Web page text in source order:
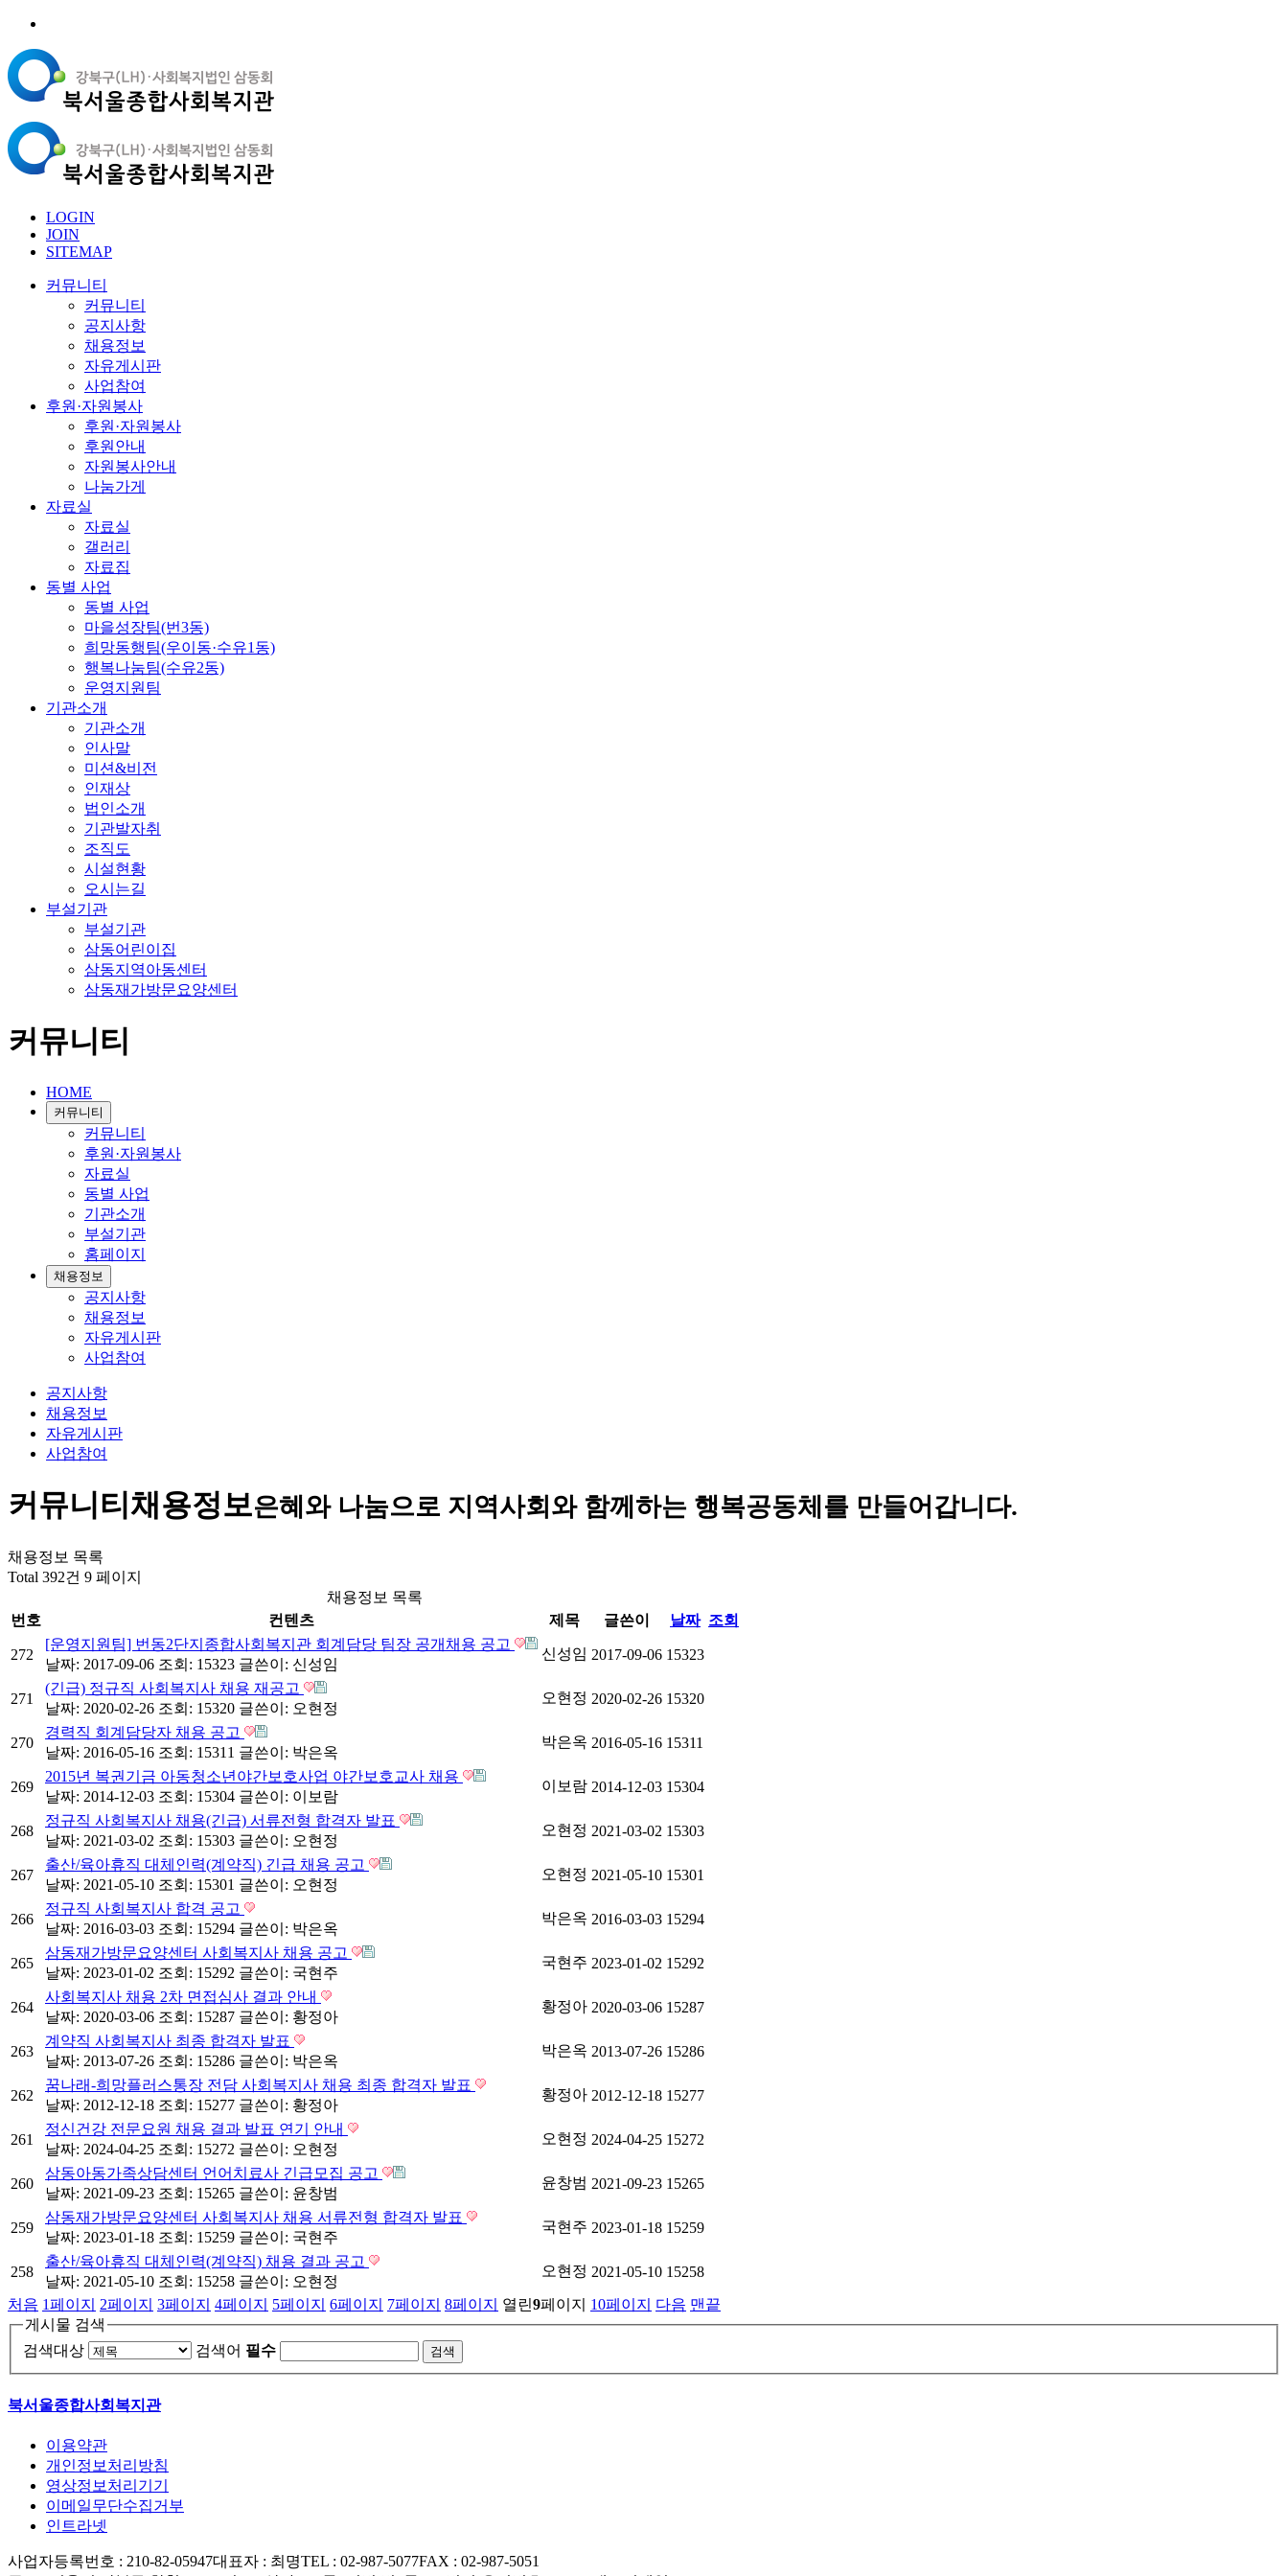
LOGIN
JOIN
SITEMAP
커뮤니티
커뮤니티
공지사항
채용정보
자유게시판
사업참여
후원·자원봉사
후원·자원봉사
후원안내
자원봉사안내
나눔가게
자료실
자료실
갤러리
자료집
동별 사업
동별 사업
마을성장팀(번3동)
희망동행팀(우이동·수유1동)
행복나눔팀(수유2동)
운영지원팀
기관소개
기관소개
인사말
미션&비전
인재상
법인소개
기관발자취
조직도
시설현황
오시는길
부설기관
부설기관
삼동어린이집
삼동지역아동센터
삼동재가방문요양센터
커뮤니티
HOME
커뮤니티
커뮤니티
후원·자원봉사
자료실
동별 사업
기관소개
부설기관
홈페이지
채용정보
공지사항
채용정보
자유게시판
사업참여
공지사항
채용정보
자유게시판
사업참여
커뮤니티채용정보은혜와 나눔으로 지역사회와 함께하는 행복공동체를 만들어갑니다.
채용정보 목록
Total 392건 9 페이지
채용정보 목록
번호
컨텐츠 제목 글쓴이 날짜 조회
272
[운영지원팀] 번동2단지종합사회복지관 회계담당 팀장 공개채용 공고
날짜: 2017-09-06 조회: 15323 글쓴이: 신성임
신성임 2017-09-06 15323
271
(긴급) 정규직 사회복지사 채용 재공고
날짜: 2020-02-26 조회: 15320 글쓴이: 오현정
오현정 2020-02-26 15320
270
경력직 회계담당자 채용 공고
날짜: 2016-05-16 조회: 15311 글쓴이: 박은옥
박은옥 2016-05-16 15311
269
2015년 복권기금 아동청소년야간보호사업 야간보호교사 채용
날짜: 2014-12-03 조회: 15304 글쓴이: 이보람
이보람 2014-12-03 15304
268
정규직 사회복지사 채용(긴급) 서류전형 합격자 발표
날짜: 2021-03-02 조회: 15303 글쓴이: 오현정
오현정 2021-03-02 15303
267
출산/육아휴직 대체인력(계약직) 긴급 채용 공고
날짜: 2021-05-10 조회: 15301 글쓴이: 오현정
오현정 2021-05-10 15301
266
정규직 사회복지사 합격 공고
날짜: 2016-03-03 조회: 15294 글쓴이: 박은옥
박은옥 2016-03-03 15294
265
삼동재가방문요양센터 사회복지사 채용 공고
날짜: 2023-01-02 조회: 15292 글쓴이: 국현주
국현주 2023-01-02 15292
264
사회복지사 채용 2차 면접심사 결과 안내
날짜: 2020-03-06 조회: 15287 글쓴이: 황정아
황정아 2020-03-06 15287
263
계약직 사회복지사 최종 합격자 발표
날짜: 2013-07-26 조회: 15286 글쓴이: 박은옥
박은옥 2013-07-26 15286
262
꿈나래-희망플러스통장 전담 사회복지사 채용 최종 합격자 발표
날짜: 2012-12-18 조회: 15277 글쓴이: 황정아
황정아 2012-12-18 15277
261
정신건강 전문요원 채용 결과 발표 연기 안내
날짜: 2024-04-25 조회: 15272 글쓴이: 오현정
오현정 2024-04-25 15272
260
삼동아동가족상담센터 언어치료사 긴급모집 공고
날짜: 2021-09-23 조회: 15265 글쓴이: 윤창범
윤창범 2021-09-23 15265
259
삼동재가방문요양센터 사회복지사 채용 서류전형 합격자 발표
날짜: 2023-01-18 조회: 15259 글쓴이: 국현주
국현주 2023-01-18 15259
258
출산/육아휴직 대체인력(계약직) 채용 결과 공고
날짜: 2021-05-10 조회: 15258 글쓴이: 오현정
오현정 2021-05-10 15258
처음 1페이지 2페이지 3페이지 4페이지 5페이지 6페이지 7페이지 8페이지 열린9페이지 10페이지 다음 맨끝
게시물 검색
검색대상
검색어 필수
북서울종합사회복지관
이용약관
개인정보처리방침
영상정보처리기기
이메일무단수집거부
인트라넷
사업자등록번호 : 210-82-05947대표자 : 최명TEL : 02-987-5077FAX : 02-987-5051